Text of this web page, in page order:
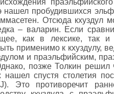
нашел пробудившихся
Отсюда кхуздул
– валарин. Если
как в лексике, так
применимо к кхуздулу,
и праэльфийским,
позже Толкин
спустя столетия
Это противоречит